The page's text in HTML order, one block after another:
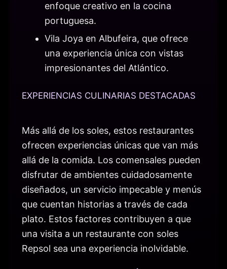
enfoque creativo en la cocina
portuguesa.
Vila Joya en Albufeira, que ofrece
una experiencia única con vistas
impresionantes del Atlántico.
EXPERIENCIAS CULINARIAS DESTACADAS
Más allá de los soles, estos restaurantes
ofrecen experiencias únicas que van más
allá de la comida. Los comensales pueden
disfrutar de ambientes cuidadosamente
diseñados, un servicio impecable y menús
que cuentan historias a través de cada
plato. Estos factores contribuyen a que
una visita a un restaurante con soles
Repsol sea una experiencia inolvidable.